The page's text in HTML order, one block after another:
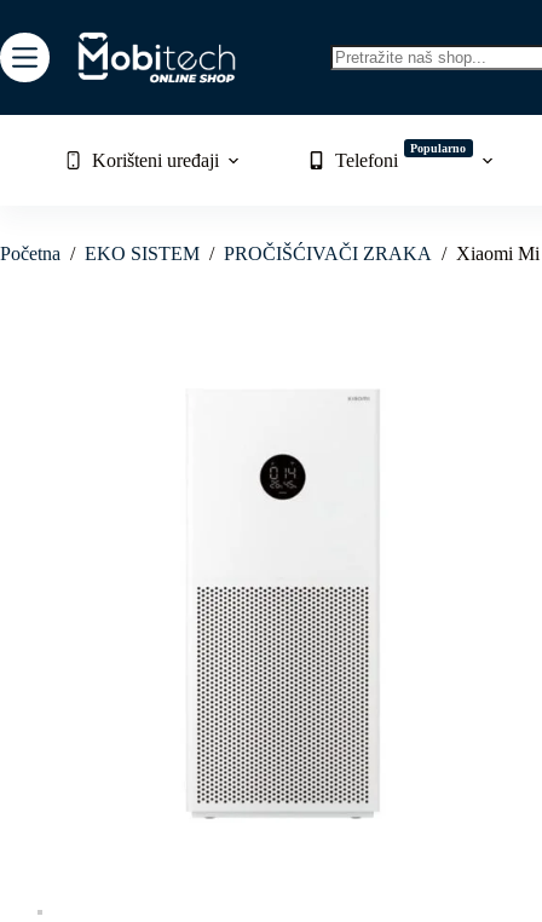
to
content
Korišteni uređaji Telefoni
Popularno
Početna / EKO SISTEM / PROČIŠĆIVAČI ZRAKA / Xiaomi Mi